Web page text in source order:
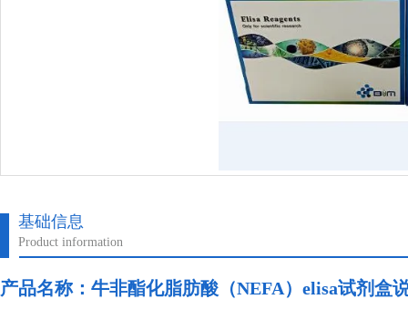
基础信息
Product information
产品名称： 牛非酯化脂肪酸（NEFA）elisa试剂盒